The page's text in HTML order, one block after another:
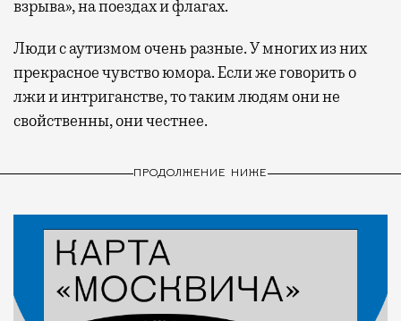
взрыва», на поездах и флагах.
Люди с аутизмом очень разные. У многих из них
прекрасное чувство юмора. Если же говорить о
лжи и интриганстве, то таким людям они не
свойственны, они честнее.
ПРОДОЛЖЕНИЕ НИЖЕ